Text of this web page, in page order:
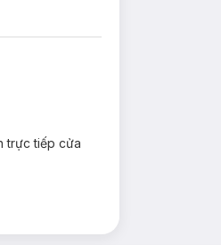
trực tiếp cửa